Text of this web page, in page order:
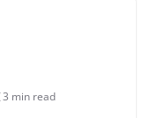
3 min read